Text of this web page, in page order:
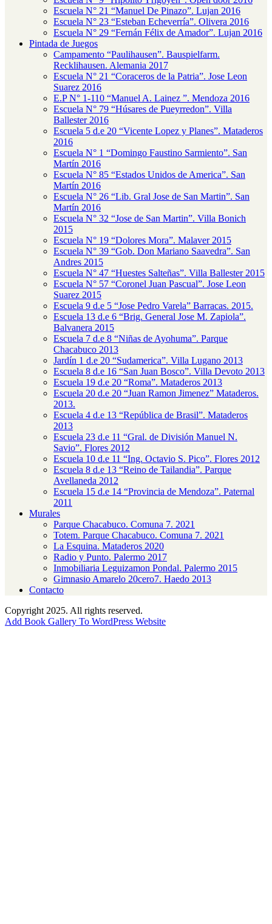
Escuela N° 21 “Manuel De Pinazo”. Lujan 2016
Escuela N° 23 “Esteban Echeverría”. Olivera 2016
Escuela N° 29 “Fernán Félix de Amador”. Lujan 2016
Pintada de Juegos
Campamento “Paulihausen”. Bauspielfarm.
Recklihausen. Alemania 2017
Escuela N° 21 “Coraceros de la Patria”. Jose Leon
Suarez 2016
E.P N° 1-110 “Manuel A. Lainez ”. Mendoza 2016
Escuela N° 79 “Húsares de Pueyrredon”. Villa
Ballester 2016
Escuela 5 d.e 20 “Vicente Lopez y Planes”. Mataderos
2016
Escuela N° 1 “Domingo Faustino Sarmiento”. San
Martín 2016
Escuela N° 85 “Estados Unidos de America”. San
Martín 2016
Escuela N° 26 “Lib. Gral Jose de San Martin”. San
Martín 2016
Escuela N° 32 “Jose de San Martin”. Villa Bonich
2015
Escuela N° 19 “Dolores Mora”. Malaver 2015
Escuela N° 39 “Gob. Don Mariano Saavedra”. San
Andres 2015
Escuela N° 47 “Huestes Salteñas”. Villa Ballester 2015
Escuela N° 57 “Coronel Juan Pascual”. Jose Leon
Suarez 2015
Escuela 9 d.e 5 “Jose Pedro Varela” Barracas. 2015.
Escuela 13 d.e 6 “Brig. General Jose M. Zapiola”.
Balvanera 2015
Escuela 7 d.e 8 “Niñas de Ayohuma”. Parque
Chacabuco 2013
Jardín 1 d.e 20 “Sudamerica”. Villa Lugano 2013
Escuela 8 d.e 16 “San Juan Bosco”. Villa Devoto 2013
Escuela 19 d.e 20 “Roma”. Mataderos 2013
Escuela 20 d.e 20 “Juan Ramon Jimenez” Mataderos.
2013.
Escuela 4 d.e 13 “República de Brasil”. Mataderos
2013
Escuela 23 d.e 11 “Gral. de División Manuel N.
Savio”. Flores 2012
Escuela 10 d.e 11 “Ing. Octavio S. Pico”. Flores 2012
Escuela 8 d.e 13 “Reino de Tailandia”. Parque
Avellaneda 2012
Escuela 15 d.e 14 “Provincia de Mendoza”. Paternal
2011
Murales
Parque Chacabuco. Comuna 7. 2021
Totem. Parque Chacabuco. Comuna 7. 2021
La Esquina. Mataderos 2020
Radio y Punto. Palermo 2017
Inmobiliaria Leguizamon Pondal. Palermo 2015
Gimnasio Amarelo 20cero7. Haedo 2013
Contacto
Copyright 2025. All rights reserved.
Add Book Gallery To WordPress Website